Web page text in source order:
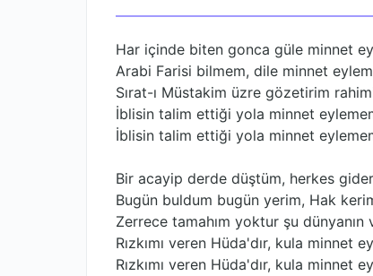
Har içinde biten gonca güle minnet
Arabi Farisi bilmem, dile minnet
Sırat-ı Müstakim üzre gözetirim
İblisin talim ettiği yola minnet
İblisin talim ettiği yola minnet
Bir acayip derde düştüm, herkes gider
Bugün buldum bugün yerim, Hak
Zerrece tamahım yoktur şu dünyanın
Rızkımı veren Hüda'dır, kula minnet
Rızkımı veren Hüda'dır, kula minnet